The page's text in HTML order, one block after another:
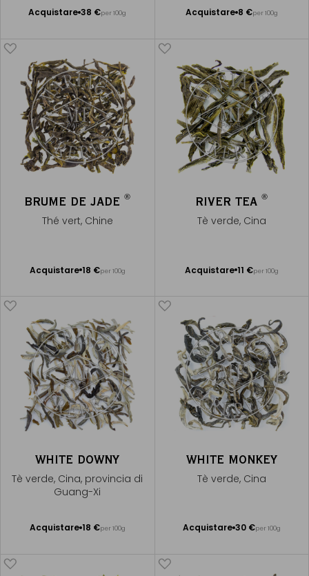
Acquistare 38 €per 100g
Aggiungere
Acquistare 8 €per 100g
Aggiungere
BRUME DE JADE®
Thé vert, Chine
Acquistare 18 €per 100g
Aggiungere
RIVER TEA®
Tè verde, Cina
Acquistare 11 €per 100g
Aggiungere
WHITE DOWNY
Tè verde, Cina, provincia di
Guang-Xi
Acquistare 18 €per 100g
Aggiungere
WHITE MONKEY
Tè verde, Cina
Acquistare 30 €per 100g
Aggiungere